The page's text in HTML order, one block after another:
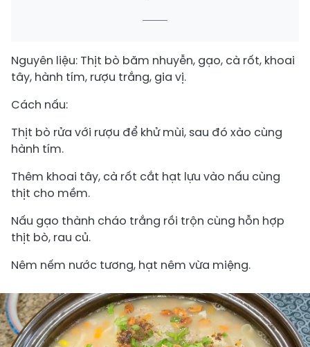
Nguyên liệu: Thịt bò băm nhuyễn, gạo, cà rốt, khoai
tây, hành tím, rượu trắng, gia vị.
Cách nấu:
Thịt bò rửa với rượu để khử mùi, sau đó xào cùng
hành tím.
Thêm khoai tây, cà rốt cắt hạt lựu vào nấu cùng
thịt cho mềm.
Nấu gạo thành cháo trắng rồi trộn cùng hỗn hợp
thịt bò, rau củ.
Nêm nếm nước tương, hạt nêm vừa miệng.